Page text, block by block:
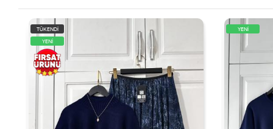
TÜKENDİ
YENİ
YENİ